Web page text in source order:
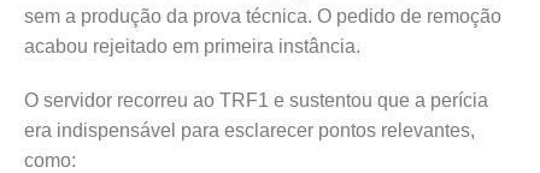
sem a produção da prova técnica. O pedido de remoção
acabou rejeitado em primeira instância.
O servidor recorreu ao TRF1 e sustentou que a perícia
era indispensável para esclarecer pontos relevantes,
como: